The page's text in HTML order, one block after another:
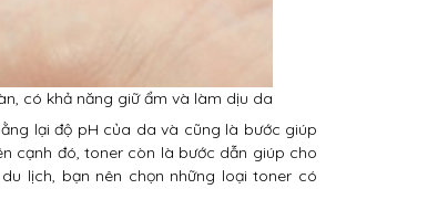
có khả năng giữ ẩm và làm dịu da
lại độ pH của da và cũng là bước giúp
cạnh đó, toner còn là bước dẫn giúp cho
lịch, bạn nên chọn những loại toner có